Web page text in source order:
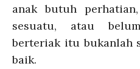
anak butuh
sesuatu, atau
berteriak itu bukanlah
baik.